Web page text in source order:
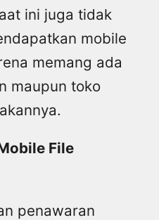
ini juga tidak
mobile
memang ada
maupun toko
File
penawaran